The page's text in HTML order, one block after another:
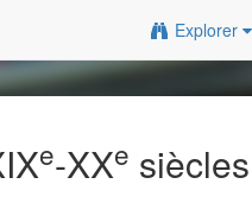
Explorer
e-XXe siècles